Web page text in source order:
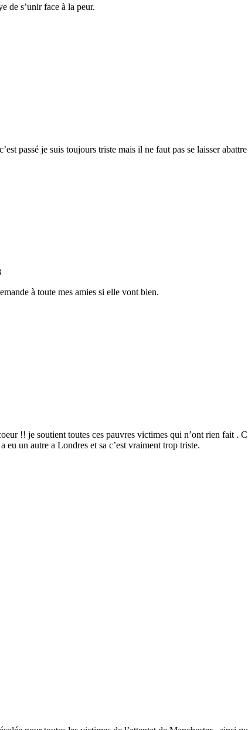
de s’unir face à la peur.
passé je suis toujours triste mais il ne faut pas se laisser abattre
à toute mes amies si elle vont bien.
!! je soutient toutes ces pauvres victimes qui n’ont rien fait .
eu un autre a Londres et sa c’est vraiment trop triste.